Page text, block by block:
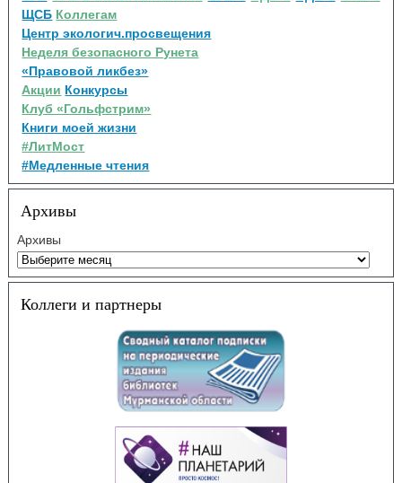
ЩСБ Коллегам
Центр экологич.просвещения
Неделя безопасного Рунета
«Правовой ликбез»
Акции Конкурсы
Клуб «Гольфстрим»
Книги моей жизни
#ЛитМост
#Медленные чтения
Архивы
Архивы
Коллеги и партнеры